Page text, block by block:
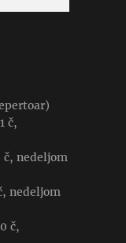
č,
č, nedeljom
nedeljom
č,